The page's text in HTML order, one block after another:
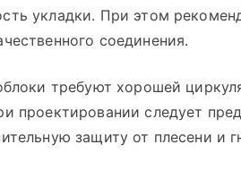
укладки. При этом
соединения.
требуют хорошей
проектировании следует
защиту от плесени и